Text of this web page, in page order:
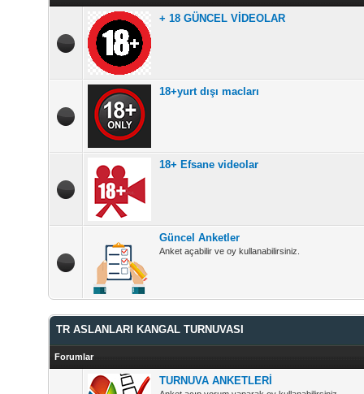
+ 18 GÜNCEL VİDEOLAR
18+yurt dışı macları
18+ Efsane videolar
Güncel Anketler
Anket açabilir ve oy kullanabilirsiniz.
TR ASLANLARI KANGAL TURNUVASI
Forumlar
TURNUVA ANKETLERİ